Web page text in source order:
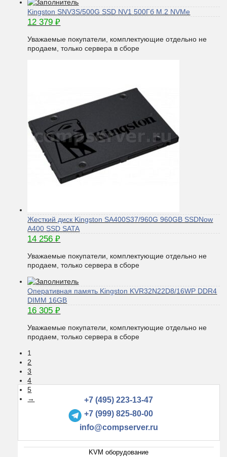
Kingston SNV3S/500G SSD NV1 500Гб M.2 NVMe
12 379₽
Уважаемые покупатели, комплектующие отдельно не
продаем, только сервера в сборе
Жесткий диск Kingston SA400S37/960G 960GB SSDNow
A400 SSD SATA
14 256₽
Уважаемые покупатели, комплектующие отдельно не
продаем, только сервера в сборе
Оперативная память Kingston KVR32N22D8/16WP DDR4
DIMM 16GB
16 305₽
Уважаемые покупатели, комплектующие отдельно не
продаем, только сервера в сборе
1
2
3
4
5
→
+7 (495) 223-13-47
+7 (999) 825-80-00
info@compserver.ru
KVM оборудование